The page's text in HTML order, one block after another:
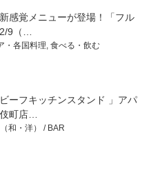
感覚メニューが登場！「フル
9（…
・各国料理 食べる・飲む
ーフキッチンスタンド 」アパ
町店…
和・洋） / BAR